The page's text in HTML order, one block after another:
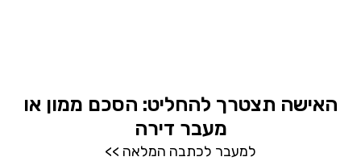
האישה תצטרך להחליט: הסכם ממון או
מעבר דירה
למעבר לכתבה המלאה >>